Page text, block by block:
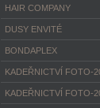
HAIR COMPANY
DUSY ENVITÉ
BONDAPLEX
KADEŘNICTVÍ FOTO-
KADEŘNICTVÍ FOTO-